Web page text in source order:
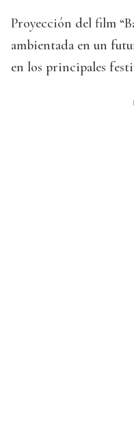
Proyección del film
ambientada en un
en los principales